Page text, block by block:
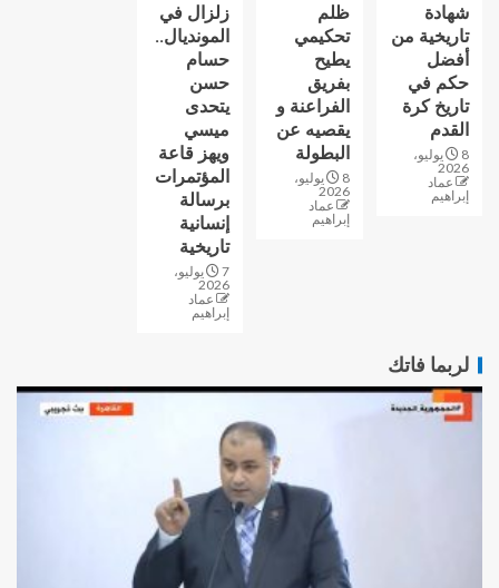
شهادة
تاريخية من
أفضل
حكم في
تاريخ كرة
القدم
8 يوليو،
2026
عماد
إبراهيم
ظلم
تحكيمي
يطيح
بفريق
الفراعنة و
يقصيه عن
البطولة
8 يوليو،
2026
عماد
إبراهيم
زلزال في
المونديال..
حسام
حسن
يتحدى
ميسي
ويهز قاعة
المؤتمرات
برسالة
إنسانية
تاريخية
7 يوليو،
2026
عماد
إبراهيم
لربما فاتك